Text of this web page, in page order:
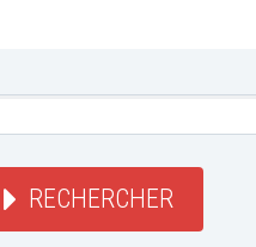
RECHERCHER